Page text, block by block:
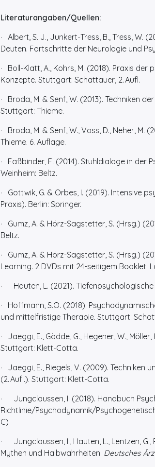
Literaturangaben/Quellen:
· Albert, S. J., Junkert-Tress, B., Tress, W.
Deuten. Fortschritte der Neurologie und
· Boll-Klatt, A., Kohrs, M. (2018). Praxis
Konzepte. Stuttgart: Schattauer, 2. Aufl.
· Broda, M. & Senf, W. (2013). Techniken
Stuttgart: Thieme.
· Broda, M. & Senf, W., Voss, D., Neher,
Thieme. 6. Auflage.
· Faßbinder, E. (2014). Stuhldialoge in der
Weinheim: Beltz.
· Gottwik, G. & Orbes, I. (2019). Intensive
Praxis). Berlin: Springer.
· Gumz, A. & Hörz-Sagstetter, S. (Hrsg.)
Beltz.
· Gumz, A. & Hörz-Sagstetter, S. (Hrsg.)
Learning. 2 DVDs mit 24-seitigem Booklet.
· Hauten, L. (2021).
· Hoffmann, S.O. (2018).
und mittelfristige Therapie. Stuttgart:
· Jaeggi, E., Gödde, G., Hegener, W.,
Stuttgart: Klett-Cotta.
· Jaeggi, E., Riegels, V. (2009).
(2. Aufl.). Stuttgart: Klett-Cotta.
· Jungclaussen, I. (2018). Handbuch
Richtlinie/Psychodynamik/
C)
· Jungclaussen, I., Hauten, L., Lentzen,
Mythen und Halbwahrheiten. Deutsches